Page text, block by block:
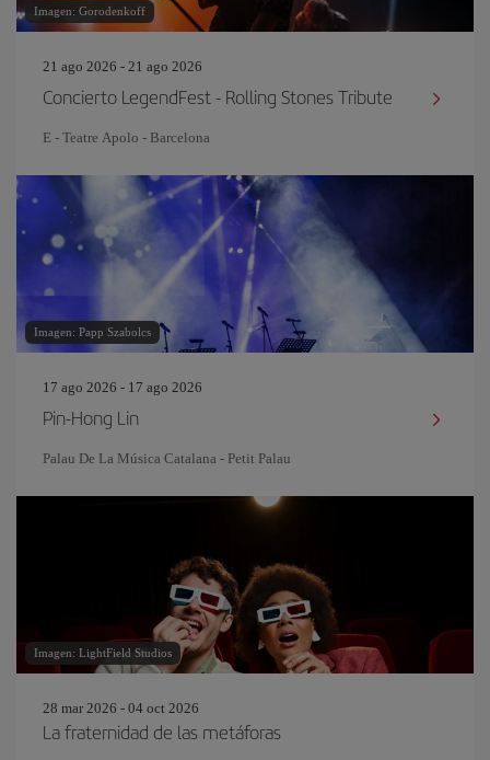
Imagen: Gorodenkoff
21 ago 2026 - 21 ago 2026
Concierto LegendFest - Rolling Stones Tribute
E - Teatre Apolo - Barcelona
Imagen: Papp Szabolcs
17 ago 2026 - 17 ago 2026
Pin‐Hong Lin
Palau De La Música Catalana - Petit Palau
Imagen: LightField Studios
28 mar 2026 - 04 oct 2026
La fraternidad de las metáforas